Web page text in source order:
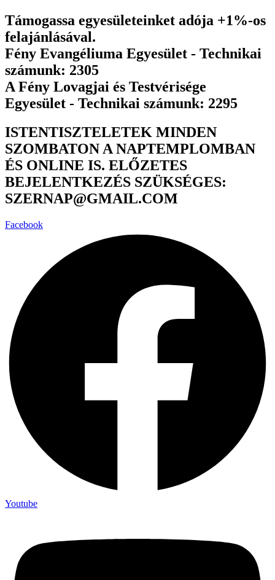
Ugrás
a
tartalomhoz
Támogassa egyesületeinket adója +1%-os
felajánlásával.
Fény Evangéliuma Egyesület - Technikai
számunk: 2305
A Fény Lovagjai és Testvérisége
Egyesület - Technikai számunk: 2295
ISTENTISZTELETEK MINDEN
SZOMBATON A NAPTEMPLOMBAN
ÉS ONLINE IS. ELŐZETES
BEJELENTKEZÉS SZÜKSÉGES:
SZERNAP@GMAIL.COM
Facebook
Youtube